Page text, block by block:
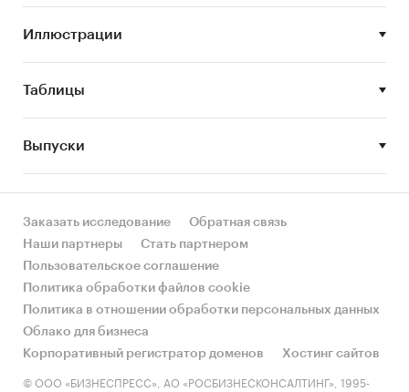
• STEEP-анализ факторов, влияющих на рынок
линолеума;
линолеума;
• Анализ импорта и экспорта, в том числе
стоимостной;
развития рынка;
• Оценка факторов инвестиционной
привлекательности рынка линолеума;
• Составление карт ценового
позиционирования линолеума;
• Определение стадии жизненного цикла
рынка;
• Оценка угроз со стороны основных товаров-
Иллюстрации
Таблицы
Выпуски
Заказать исследование
Обратная связь
Наши партнеры
Стать партнером
Пользовательское соглашение
Политика обработки файлов cookie
Политика в отношении обработки персональных данных
Облако для бизнеса
Корпоративный регистратор доменов
Хостинг сайтов
© ООО «БИЗНЕСПРЕСС», АО «РОСБИЗНЕСКОНСАЛТИНГ», 1995-